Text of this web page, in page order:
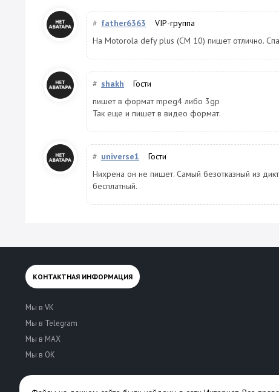
# father6363 VIP-группа
На Motorola defy plus (CM 10) пишет отлично.
# shakh Гости
пишет в формат mpeg4 либо 3gp
Так еще и пишет в видео формат.
# universe1 Гости
Нихрена он не пишет. Самый безотказный из
бесплатный.
КОНТАКТНАЯ ИНФОРМАЦИЯ
Мы в VK
Мы в Telegram
Мы в MAX
Мы в OK